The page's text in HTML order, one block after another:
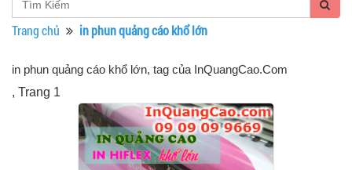
Trang chủ in phun quảng cáo khổ lớn
in phun quảng cáo khổ lớn, tag của InQuangCao.Com
, Trang 1